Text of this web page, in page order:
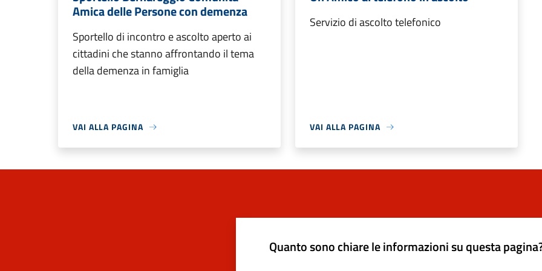
Amica delle Persone con demenza
Sportello di incontro e ascolto aperto ai
cittadini che stanno affrontando il tema
della demenza in famiglia
VAI ALLA PAGINA
Servizio di ascolto telefonico
VAI ALLA PAGINA
Quanto sono chiare le informazioni su questa